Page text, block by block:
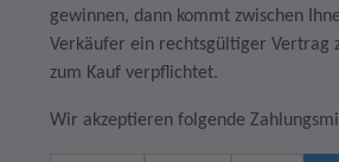
gewinnen, dann kommt zwischen
Verkäufer ein rechtsgültiger Vertrag
zum Kauf verpflichtet.
Wir akzeptieren folgende